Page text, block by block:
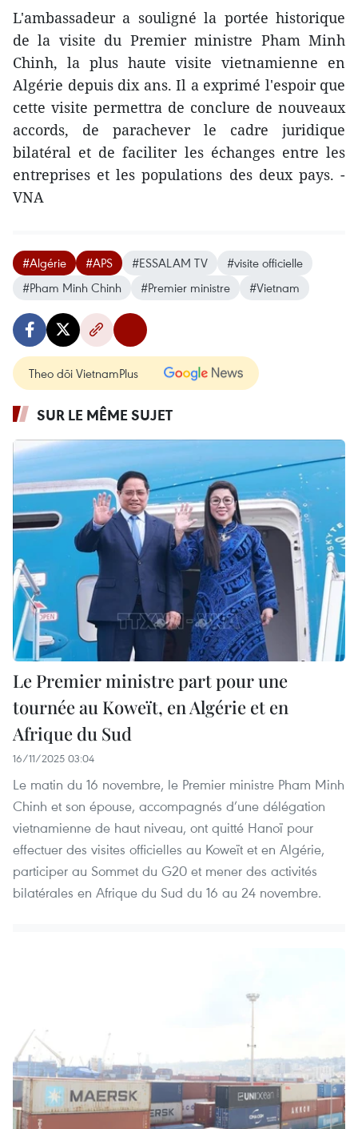
L'ambassadeur a souligné la portée historique
de la visite du Premier ministre Pham Minh
Chinh, la plus haute visite vietnamienne en
Algérie depuis dix ans. Il a exprimé l'espoir que
cette visite permettra de conclure de nouveaux
accords, de parachever le cadre juridique
bilatéral et de faciliter les échanges entre les
entreprises et les populations des deux pays. -
VNA
#Algérie #APS #ESSALAM TV
#visite officielle
#Pham Minh Chinh
#Premier ministre #Vietnam
Theo dõi VietnamPlus
SUR LE MÊME SUJET
Le Premier ministre part pour une
tournée au Koweït, en Algérie et en
Afrique du Sud
16/11/2025 03:04
Le matin du 16 novembre, le Premier ministre Pham Minh
Chinh et son épouse, accompagnés d’une délégation
vietnamienne de haut niveau, ont quitté Hanoï pour
effectuer des visites officielles au Koweït et en Algérie,
participer au Sommet du G20 et mener des activités
bilatérales en Afrique du Sud du 16 au 24 novembre.